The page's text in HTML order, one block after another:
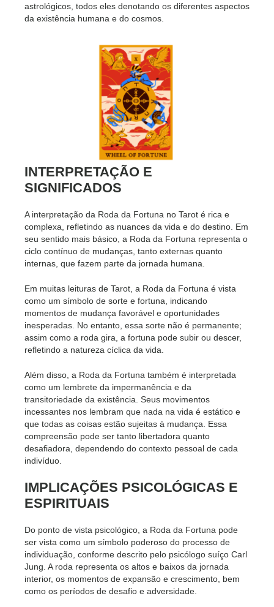
astrológicos, todos eles denotando os diferentes aspectos
da existência humana e do cosmos.
INTERPRETAÇÃO E
SIGNIFICADOS
A interpretação da Roda da Fortuna no Tarot é rica e
complexa, refletindo as nuances da vida e do destino. Em
seu sentido mais básico, a Roda da Fortuna representa o
ciclo contínuo de mudanças, tanto externas quanto
internas, que fazem parte da jornada humana.
Em muitas leituras de Tarot, a Roda da Fortuna é vista
como um símbolo de sorte e fortuna, indicando
momentos de mudança favorável e oportunidades
inesperadas. No entanto, essa sorte não é permanente;
assim como a roda gira, a fortuna pode subir ou descer,
refletindo a natureza cíclica da vida.
Além disso, a Roda da Fortuna também é interpretada
como um lembrete da impermanência e da
transitoriedade da existência. Seus movimentos
incessantes nos lembram que nada na vida é estático e
que todas as coisas estão sujeitas à mudança. Essa
compreensão pode ser tanto libertadora quanto
desafiadora, dependendo do contexto pessoal de cada
indivíduo.
IMPLICAÇÕES PSICOLÓGICAS E
ESPIRITUAIS
Do ponto de vista psicológico, a Roda da Fortuna pode
ser vista como um símbolo poderoso do processo de
individuação, conforme descrito pelo psicólogo suíço Carl
Jung. A roda representa os altos e baixos da jornada
interior, os momentos de expansão e crescimento, bem
como os períodos de desafio e adversidade.